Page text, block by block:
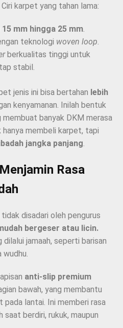
karpet yang tahan lama:
15 mm hingga 25 mm.
teknologi woven loop.
berkualitas tinggi untuk
stabil.
jenis ini bisa bertahan lebih
kenyamanan. Inilah bentuk
membuat banyak DKM merasa
hanya membeli karpet, tapi
jangka panjang.
Rasa
disadari oleh pengurus
bergeser atau licin.
jamaah, seperti barisan
wudhu.
anti-slip premium
bawah, yang membantu
lantai. Ini memberi rasa
saat berdiri, rukuk, maupun